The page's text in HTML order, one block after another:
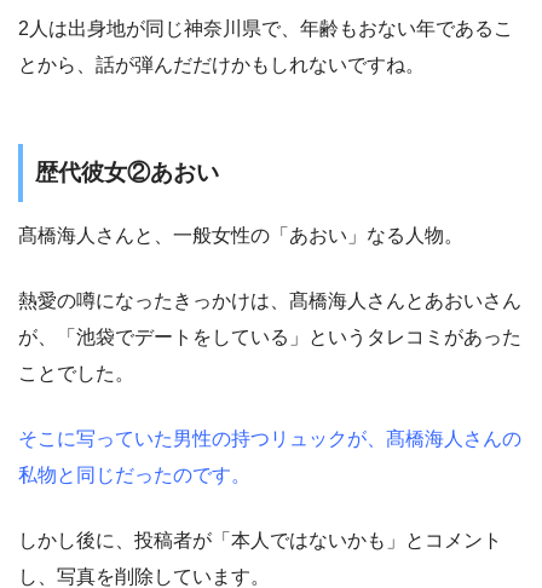
2人は出身地が同じ神奈川県で、年齢もおない年であるこ
とから、話が弾んだだけかもしれないですね。
歴代彼女②あおい
髙橋海人さんと、一般女性の「あおい」なる人物。
熱愛の噂になったきっかけは、髙橋海人さんとあおいさん
が、「池袋でデートをしている」というタレコミがあった
ことでした。
そこに写っていた男性の持つリュックが、髙橋海人さんの
私物と同じだったのです。
しかし後に、投稿者が「本人ではないかも」とコメント
し、写真を削除しています。